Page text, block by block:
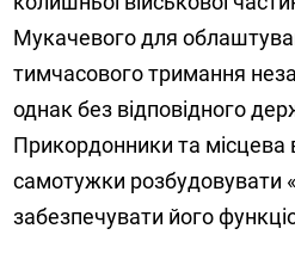
Мукачевого для
тимчасового тримання
однак без відповідного
Прикордонники та місцева
самотужки розбудовувати
забезпечувати його